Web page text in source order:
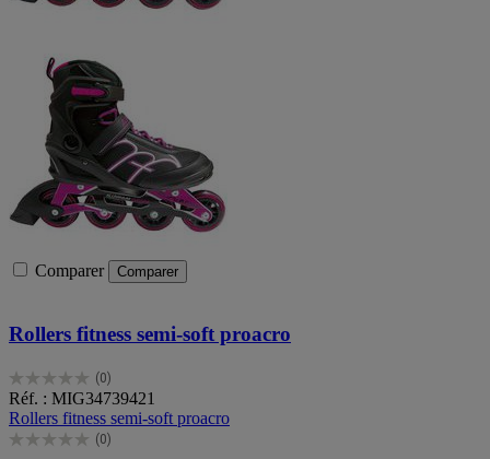
Comparer Comparer
Rollers fitness semi-soft proacro
(0)
0.0
sur
5
étoiles.
Réf. : MIG34739421
Rollers fitness semi-soft proacro
(0)
0.0